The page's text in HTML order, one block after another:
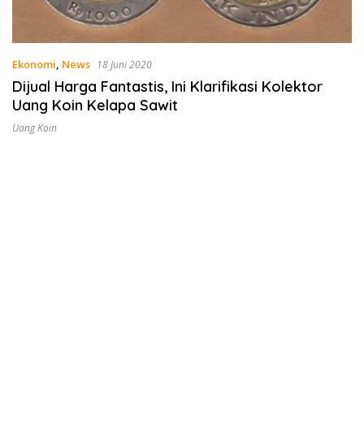
Ekonomi, News 18 Juni 2020
Dijual Harga Fantastis, Ini Klarifikasi Kolektor
Uang Koin Kelapa Sawit
Uang Koin